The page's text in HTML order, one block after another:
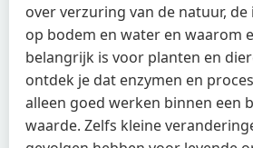
over verzuring van de natuur,
op bodem en water en waarom
belangrijk is voor planten en
ontdek je dat enzymen en
alleen goed werken binnen een
waarde. Zelfs kleine